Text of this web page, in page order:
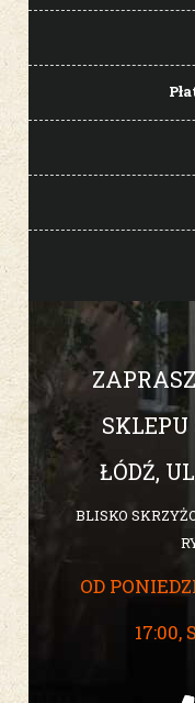
ŁÓDŹ,
BLISKO
OD
17:00,